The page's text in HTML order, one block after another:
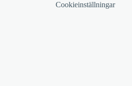
Cookieinställningar